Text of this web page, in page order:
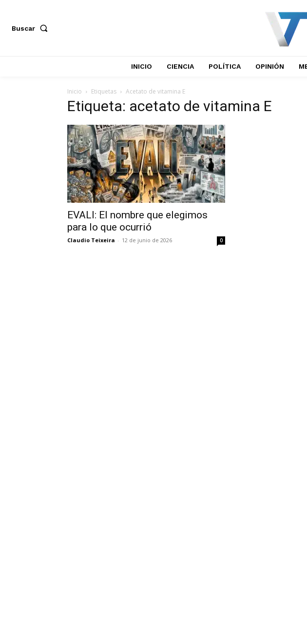
Buscar
INICIO CIENCIA POLÍTICA OPINIÓN
Inicio Etiquetas Acetato de vitamina E
Etiqueta: acetato de vitamina E
EVALI: El nombre que elegimos
para lo que ocurrió
Claudio Teixeira - 12 de junio de 2026 0